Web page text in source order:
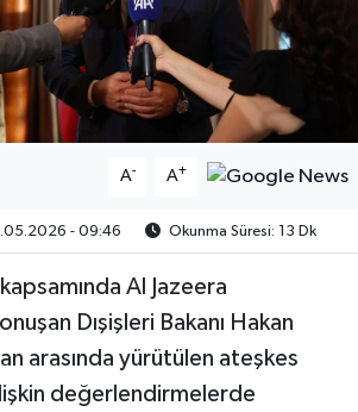
A- A+
- 09:46 Okunma Süresi: 13 Dk
Al Jazeera
Dışişleri Bakanı Hakan
arasında yürütülen ateşkes
değerlendirmelerde